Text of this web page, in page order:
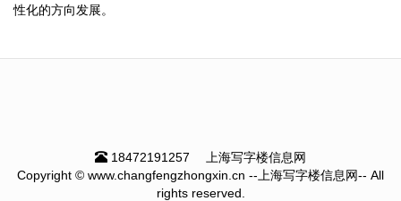
性化的方向发展。
18472191257
上海写字楼信息网
Copyright © www.changfengzhongxin.cn --上海写字楼信息网-- All
rights reserved.